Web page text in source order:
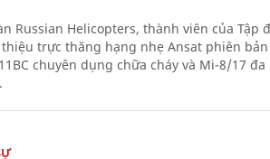
Russian Helicopters, thành viên của Tập
trực thăng hạng nhẹ Ansat phiên bản
chuyên dụng chữa cháy và Mi-8/17